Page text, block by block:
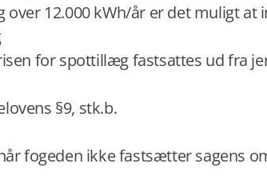
12.000 kWh/år er det muligt at
for spottillæg fastsattes ud fra
§9, stk.b.
fogeden ikke fastsætter sagens